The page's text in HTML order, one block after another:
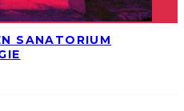
SANATORIUM